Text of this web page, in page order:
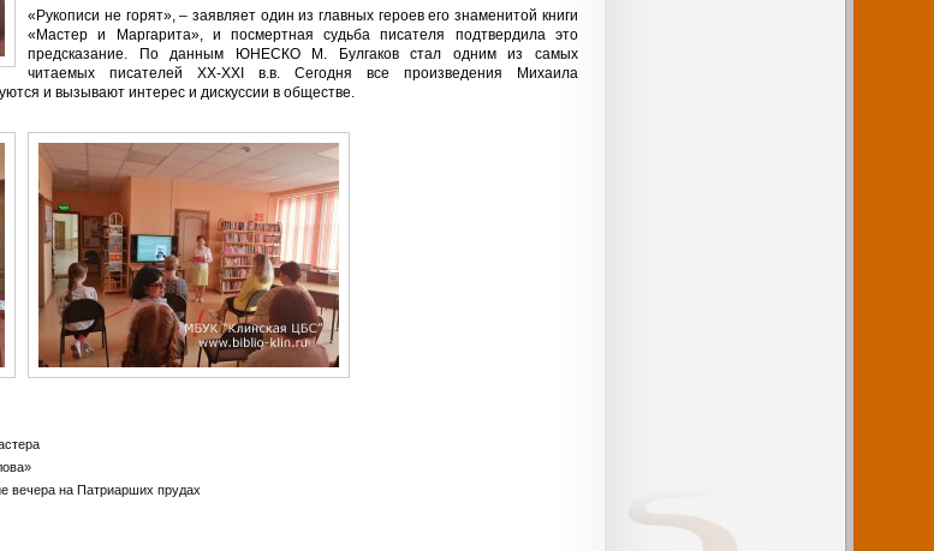
«Рукописи не горят», – заявляет один из главных героев его знаменитой книги
«Мастер и Маргарита», и посмертная судьба писателя подтвердила это
предсказание. По данным ЮНЕСКО М. Булгаков стал одним из самых
читаемых писателей XX-ХХI в.в. Сегодня все произведения Михаила
и вызывают интерес и дискуссии в обществе.
вечера на Патриарших прудах